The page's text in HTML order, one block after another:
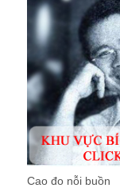
Cao đo nỗi buồn